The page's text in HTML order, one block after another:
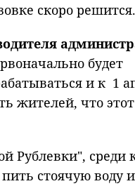
скоро решится.
будет
и к 1
жителей, что
Рублевки", среди
стоячую воду